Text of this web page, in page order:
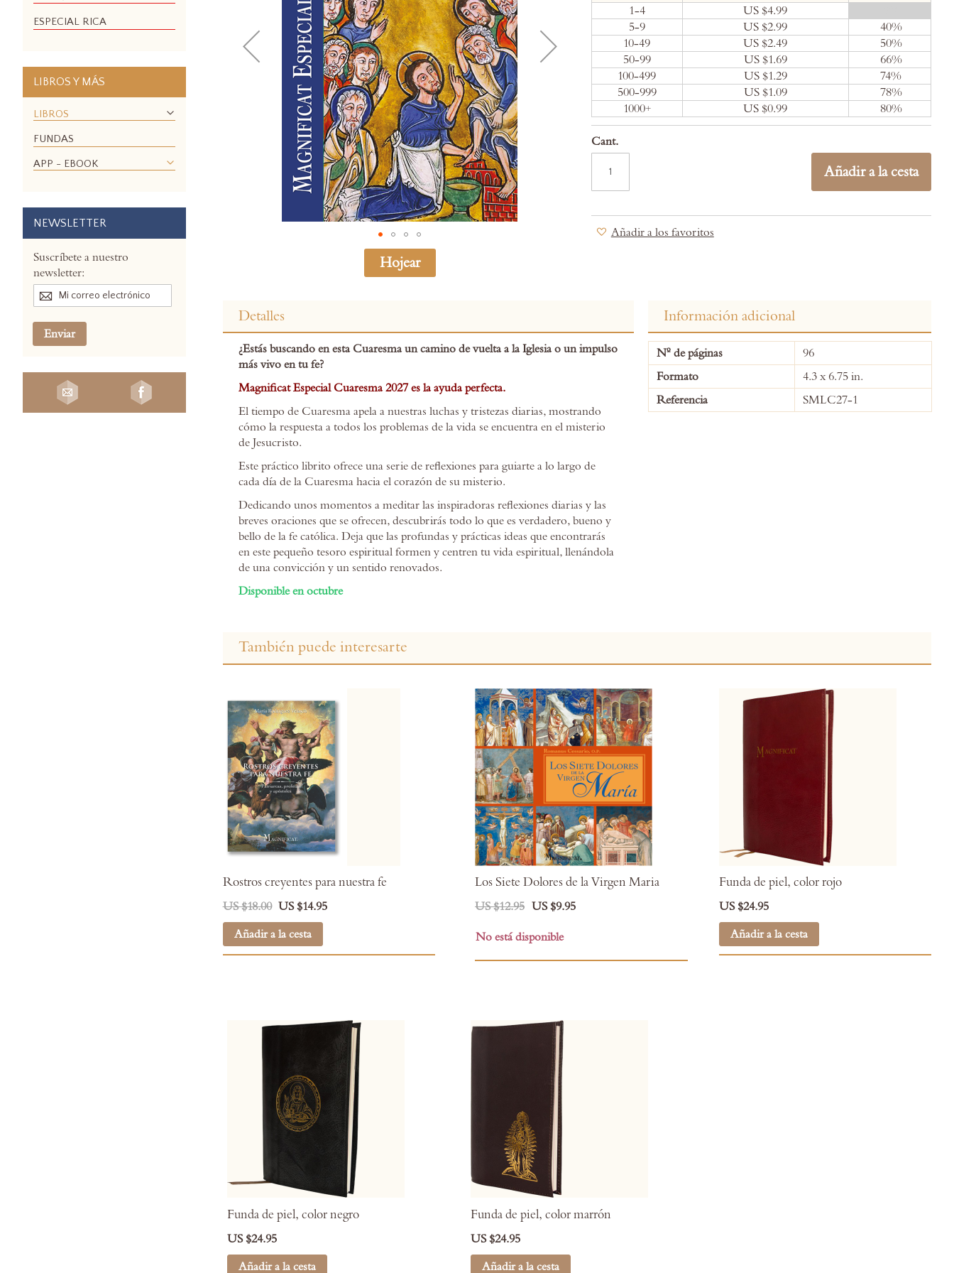
Hojear
beginning
images
1-4
US $4.99
5-9
US $2.99 40%
10-49
US $2.49 50%
50-99
US $1.69 66%
100-499
US $1.29 74%
500-999
US $1.09 78%
1000+
US $0.99 80%
Cant.
Añadir a la cesta
Añadir a los favoritos
Detalles
¿Estás buscando en esta Cuaresma un camino de vuelta a la Iglesia o un impulso
más vivo en tu fe?
Magnificat Especial Cuaresma 2027 es la ayuda perfecta.
El tiempo de Cuaresma apela a nuestras luchas y tristezas diarias, mostrando
cómo la respuesta a todos los problemas de la vida se encuentra en el misterio
de Jesucristo.
Este práctico librito ofrece una serie de reflexiones para guiarte a lo largo de
cada día de la Cuaresma hacia el corazón de su misterio.
Dedicando unos momentos a meditar las inspiradoras reflexiones diarias y las
breves oraciones que se ofrecen, descubrirás todo lo que es verdadero, bueno y
bello de la fe católica. Deja que las profundas y prácticas ideas que encontrarás
en este pequeño tesoro espiritual formen y centren tu vida espiritual, llenándola
de una convicción y un sentido renovados.
Disponible en octubre
Información adicional
More
Information
Nº de páginas
96
Formato
4.3 x 6.75 in.
Referencia
SMLC27-1
También puede interesarte
Rostros creyentes para nuestra fe
US $18.00 US $14.95
Añadir a la cesta
Los Siete Dolores de la Virgen Maria
US $12.95 US $9.95
No está disponible
Funda de piel, color rojo
US $24.95
Añadir a la cesta
Funda de piel, color negro
US $24.95
Añadir a la cesta
Funda de piel, color marrón
US $24.95
Añadir a la cesta
ESPECIAL RICA
LIBROS Y MÁS
LIBROS
FUNDAS
APP - EBOOK
NEWSLETTER
Suscríbete a nuestro
newsletter:
Enviar